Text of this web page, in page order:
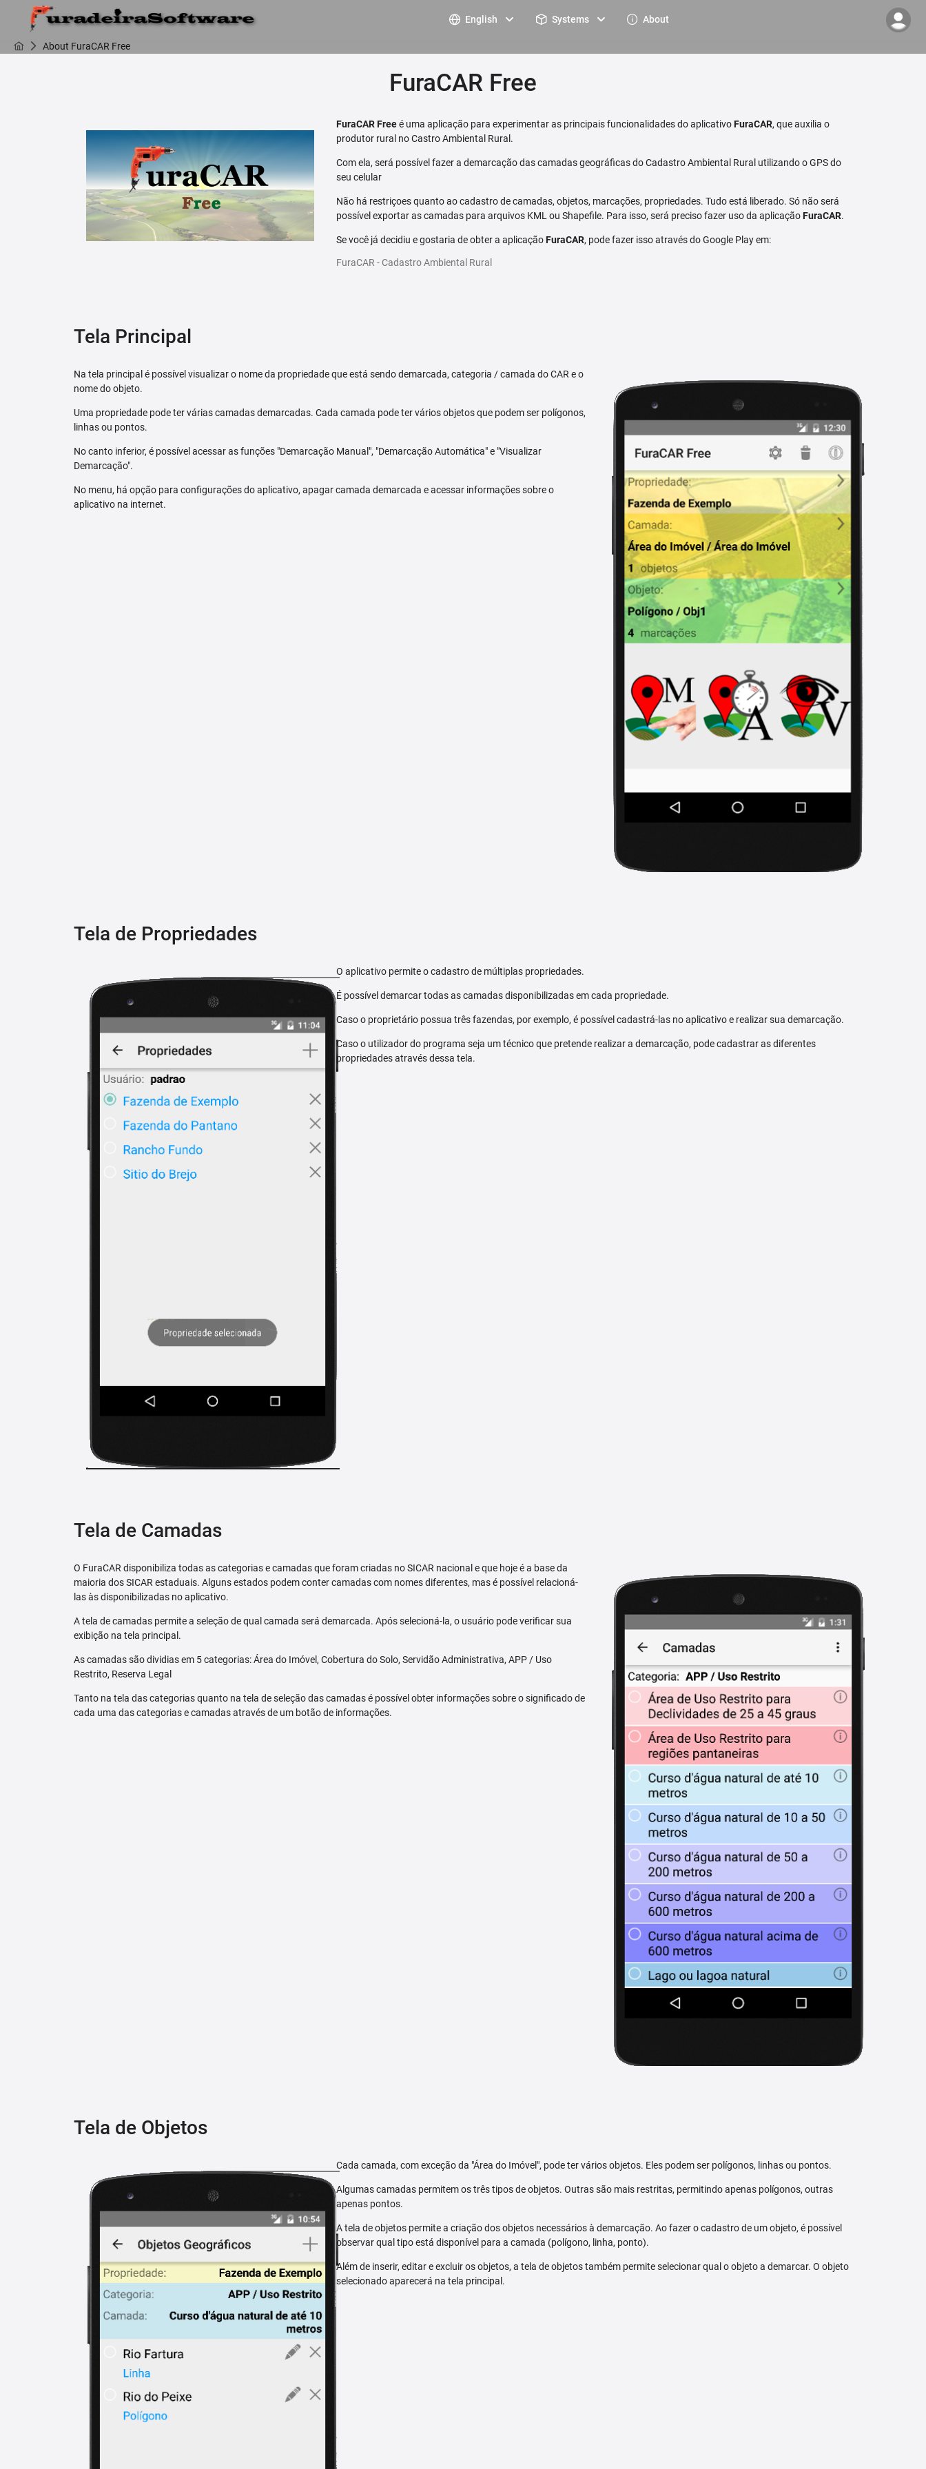
English Systems About
About FuraCAR Free
FuraCAR Free
FuraCAR Freeé uma aplicação para experimentar as principais funcionalidades do aplicativoFuraCAR, que auxilia o
produtor rural no Castro Ambiental Rural.
Com ela, será possível fazer a demarcação das camadas geográficas do Cadastro Ambiental Rural utilizando o GPS do
seu celular
Não há restriçoes quanto ao cadastro de camadas, objetos, marcações, propriedades. Tudo está liberado. Só não será
possível exportar as camadas para arquivos KML ou Shapefile. Para isso, será preciso fazer uso da aplicaçãoFuraCAR.
Se você já decidiu e gostaria de obter a aplicaçãoFuraCAR, pode fazer isso através do Google Play em:
FuraCAR - Cadastro Ambiental Rural
Tela Principal
Na tela principal é possível visualizar o nome da propriedade que está sendo demarcada, categoria / camada do CAR e o
nome do objeto.
Uma propriedade pode ter várias camadas demarcadas. Cada camada pode ter vários objetos que podem ser polígonos,
linhas ou pontos.
No canto inferior, é possível acessar as funções "Demarcação Manual", "Demarcação Automática" e "Visualizar
Demarcação".
No menu, há opção para configurações do aplicativo, apagar camada demarcada e acessar informações sobre o
aplicativo na internet.
Tela de Propriedades
O aplicativo permite o cadastro de múltiplas propriedades.
É possível demarcar todas as camadas disponibilizadas em cada propriedade.
Caso o proprietário possua três fazendas, por exemplo, é possível cadastrá-las no aplicativo e realizar sua demarcação.
Caso o utilizador do programa seja um técnico que pretende realizar a demarcação, pode cadastrar as diferentes
propriedades através dessa tela.
Tela de Camadas
O FuraCAR disponibiliza todas as categorias e camadas que foram criadas no SICAR nacional e que hoje é a base da
maioria dos SICAR estaduais. Alguns estados podem conter camadas com nomes diferentes, mas é possível relacioná-
las às disponibilizadas no aplicativo.
A tela de camadas permite a seleção de qual camada será demarcada. Após selecioná-la, o usuário pode verificar sua
exibição na tela principal.
As camadas são dividias em 5 categorias: Área do Imóvel, Cobertura do Solo, Servidão Administrativa, APP / Uso
Restrito, Reserva Legal
Tanto na tela das categorias quanto na tela de seleção das camadas é possível obter informações sobre o significado de
cada uma das categorias e camadas através de um botão de informações.
Tela de Objetos
Cada camada, com exceção da "Área do Imóvel", pode ter vários objetos. Eles podem ser polígonos, linhas ou pontos.
Algumas camadas permitem os três tipos de objetos. Outras são mais restritas, permitindo apenas polígonos, outras
apenas pontos.
A tela de objetos permite a criação dos objetos necessários à demarcação. Ao fazer o cadastro de um objeto, é possível
observar qual tipo está disponível para a camada (polígono, linha, ponto).
Além de inserir, editar e excluir os objetos, a tela de objetos também permite selecionar qual o objeto a demarcar. O objeto
selecionado aparecerá na tela principal.